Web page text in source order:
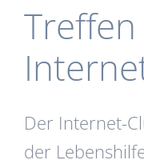
Der Internet-
der